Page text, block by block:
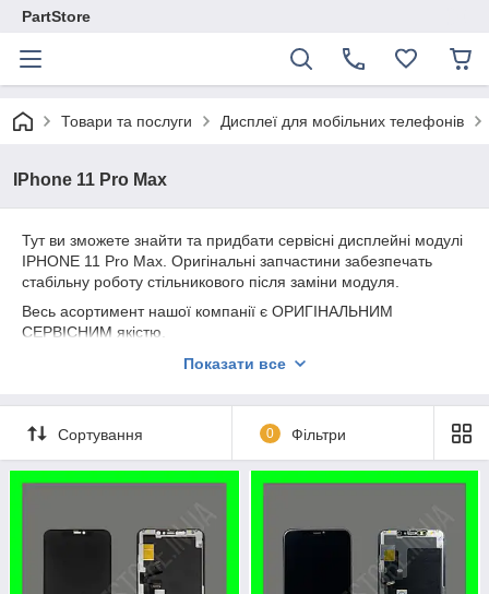
PartStore
Товари та послуги Дисплеї для мобільних телефонів
IPhone 11 Pro Max
Тут ви зможете знайти та придбати сервісні дисплейні модулі
IPHONE 11 Pro Max. Оригінальні запчастини забезпечать
стабільну роботу стільникового після заміни модуля.
Весь асортимент нашої компанії є ОРИГІНАЛЬНИМ
СЕРВІСНИМ якістю.
Надаємо гарантію на всю продукцію 180 днів.
Показати все
Сортування 0 Фільтри